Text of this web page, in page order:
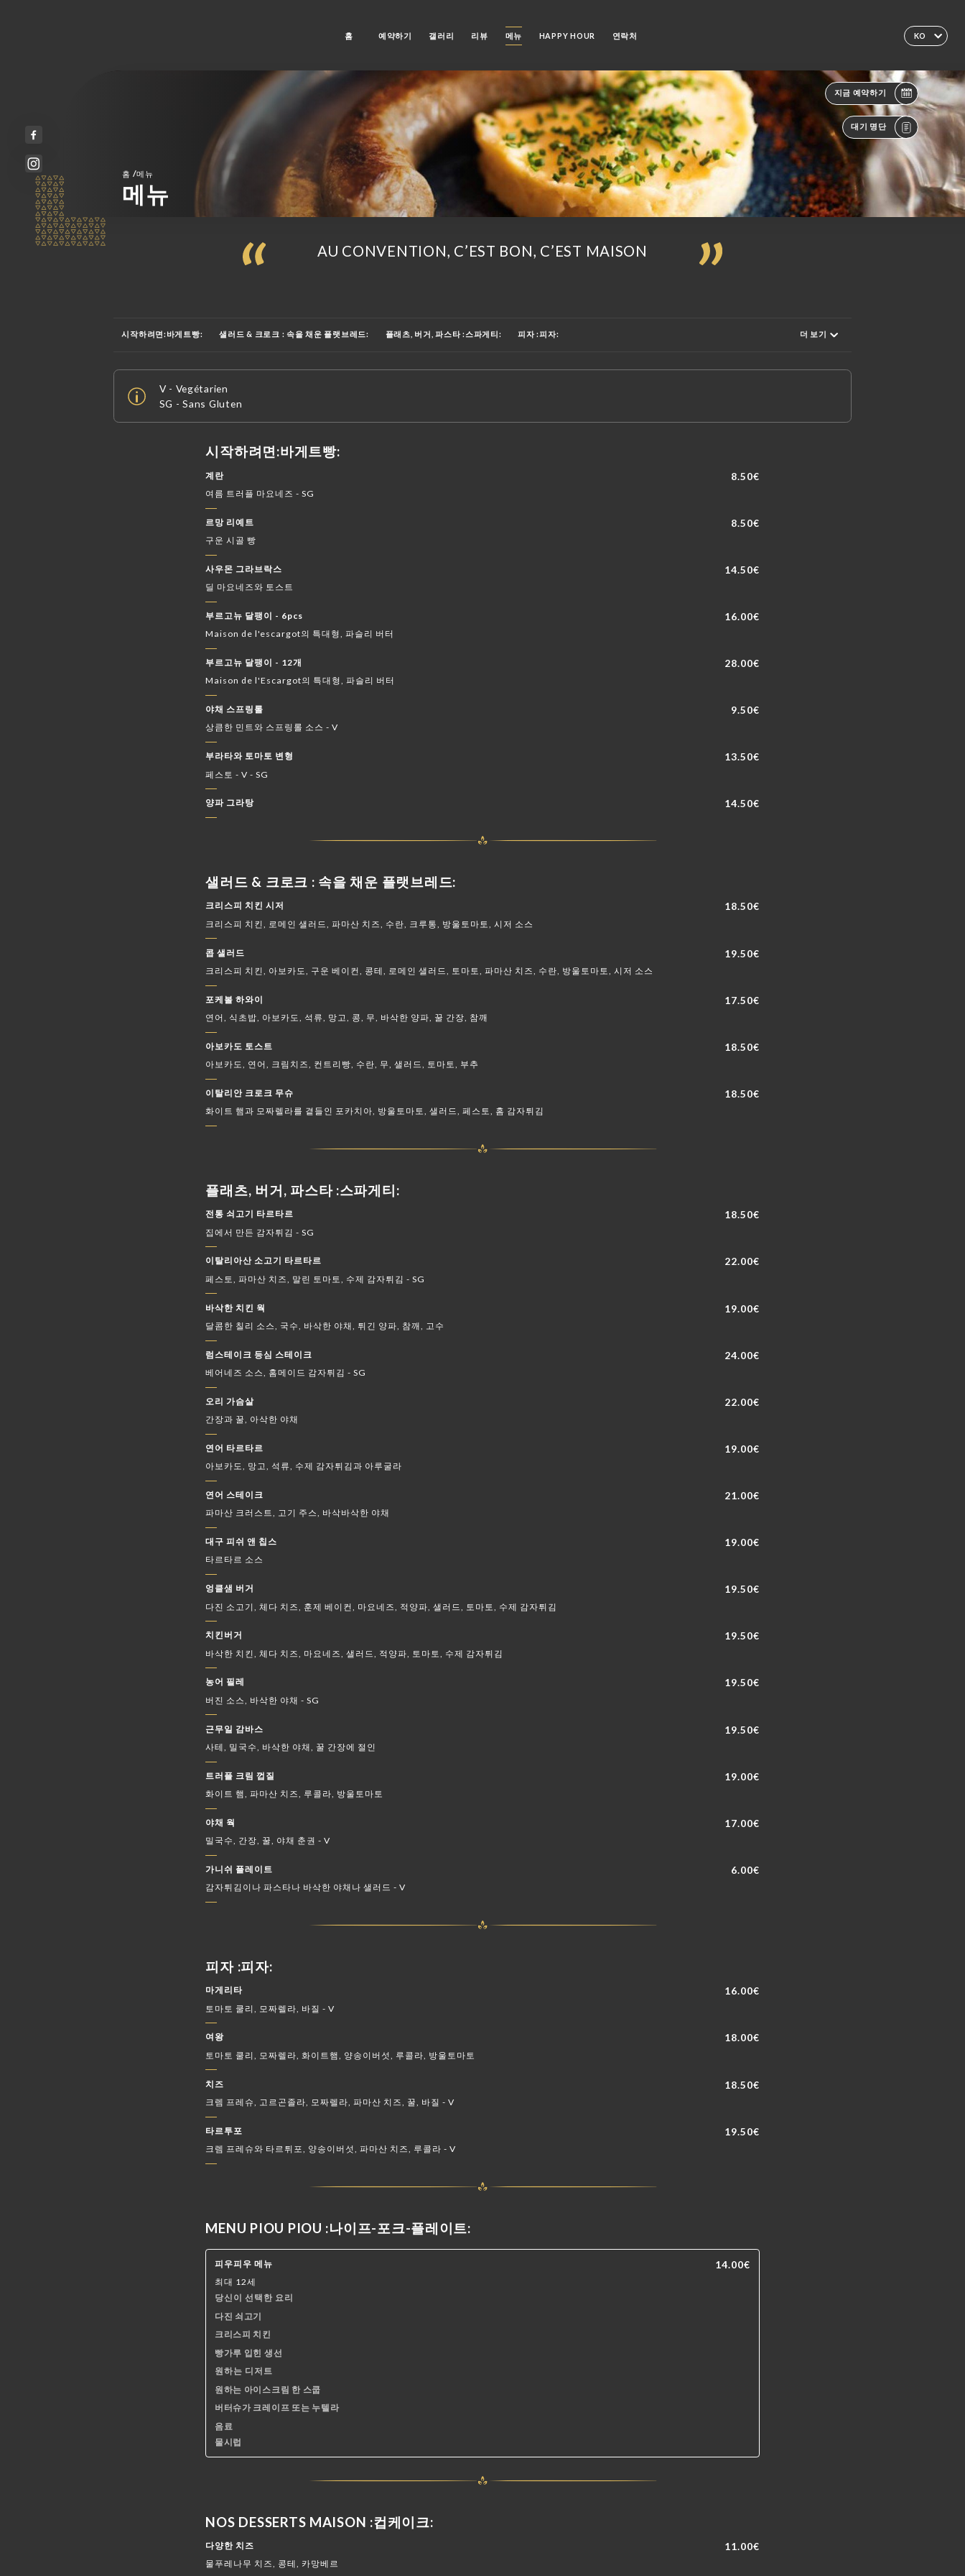
KO
홈 예약하기 갤러리 리뷰 메뉴 HAPPY HOUR 연락처
지금 예약하기
대기 명단
홈 /메뉴
메뉴
AU CONVENTION, C’EST BON, C’EST MAISON
시작하려면:바게트빵: 샐러드 & 크로크 : 속을 채운 플랫브레드: 플래츠, 버거, 파스타 :스파게티: 피자 :피자:
MENU PIOU PIOU :나이프-포크-플레이트: NOS DESSERTS MAISON :컵케이크: 아이스크림 컵 🍨 미네랄 워터:붓는 액체:
차가운 음료:컵과 빨대: 스무디, 프라페, 밀셰이크:버블티:
더 보기
V - Vegétarien
SG - Sans Gluten
시작하려면:바게트빵:
계란 8.50€
여름 트러플 마요네즈 - SG
르망 리예트 8.50€
구운 시골 빵
사우몬 그라브락스 14.50€
딜 마요네즈와 토스트
부르고뉴 달팽이 - 6pcs 16.00€
Maison de l'escargot의 특대형, 파슬리 버터
부르고뉴 달팽이 - 12개 28.00€
Maison de l'Escargot의 특대형, 파슬리 버터
야채 스프링롤 9.50€
상큼한 민트와 스프링롤 소스 - V
부라타와 토마토 변형 13.50€
페스토 - V - SG
양파 그라탕 14.50€
샐러드 & 크로크 : 속을 채운 플랫브레드:
크리스피 치킨 시저 18.50€
크리스피 치킨, 로메인 샐러드, 파마산 치즈, 수란, 크루통, 방울토마토, 시저 소스
콥 샐러드 19.50€
크리스피 치킨, 아보카도, 구운 베이컨, 콩테, 로메인 샐러드, 토마토, 파마산 치즈, 수란, 방울토마토, 시저 소스
포케볼 하와이 17.50€
연어, 식초밥, 아보카도, 석류, 망고, 콩, 무, 바삭한 양파, 꿀 간장, 참깨
아보카도 토스트 18.50€
아보카도, 연어, 크림치즈, 컨트리빵, 수란, 무, 샐러드, 토마토, 부추
이탈리안 크로크 무슈 18.50€
화이트 햄과 모짜렐라를 곁들인 포카치아, 방울토마토, 샐러드, 페스토, 홈 감자튀김
플래츠, 버거, 파스타 :스파게티:
전통 쇠고기 타르타르 18.50€
집에서 만든 감자튀김 - SG
이탈리아산 소고기 타르타르 22.00€
페스토, 파마산 치즈, 말린 토마토, 수제 감자튀김 - SG
바삭한 치킨 웍 19.00€
달콤한 칠리 소스, 국수, 바삭한 야채, 튀긴 양파, 참깨, 고수
럼스테이크 등심 스테이크 24.00€
베어네즈 소스, 홈메이드 감자튀김 - SG
오리 가슴살 22.00€
간장과 꿀, 아삭한 야채
연어 타르타르 19.00€
아보카도, 망고, 석류, 수제 감자튀김과 아루굴라
연어 스테이크 21.00€
파마산 크러스트, 고기 주스, 바삭바삭한 야채
대구 피쉬 앤 칩스 19.00€
타르타르 소스
엉클샘 버거 19.50€
다진 소고기, 체다 치즈, 훈제 베이컨, 마요네즈, 적양파, 샐러드, 토마토, 수제 감자튀김
치킨버거 19.50€
바삭한 치킨, 체다 치즈, 마요네즈, 샐러드, 적양파, 토마토, 수제 감자튀김
농어 필레 19.50€
버진 소스, 바삭한 야채 - SG
근무일 감바스 19.50€
사테, 밀국수, 바삭한 야채, 꿀 간장에 절인
트러플 크림 껍질 19.00€
화이트 햄, 파마산 치즈, 루콜라, 방울토마토
야채 웍 17.00€
밀국수, 간장, 꿀, 야채 춘권 - V
가니쉬 플레이트 6.00€
감자튀김이나 파스타나 바삭한 야채나 샐러드 - V
피자 :피자:
마게리타 16.00€
토마토 쿨리, 모짜렐라, 바질 - V
여왕 18.00€
토마토 쿨리, 모짜렐라, 화이트햄, 양송이버섯, 루콜라, 방울토마토
치즈 18.50€
크렘 프레슈, 고르곤졸라, 모짜렐라, 파마산 치즈, 꿀, 바질 - V
타르투포 19.50€
크렘 프레슈와 타르튀포, 양송이버섯, 파마산 치즈, 루콜라 - V
MENU PIOU PIOU :나이프-포크-플레이트:
피우피우 메뉴 14.00€
최대 12세
당신이 선택한 요리
다진 쇠고기
크리스피 치킨
빵가루 입힌 생선
원하는 디저트
원하는 아이스크림 한 스쿱
버터슈가 크레이프 또는 누텔라
음료
물시럽
NOS DESSERTS MAISON :컵케이크:
다양한 치즈 11.00€
물푸레나무 치즈, 콩테, 카망베르